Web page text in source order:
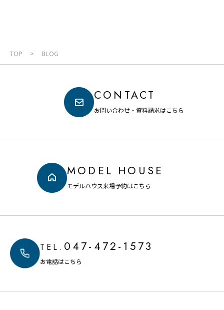
TOP BLOG
CONTACT
お問い合わせ・資料請求はこちら
MODEL HOUSE
モデルハウス来場予約はこちら
TEL. 047-472-1573
お電話はこちら